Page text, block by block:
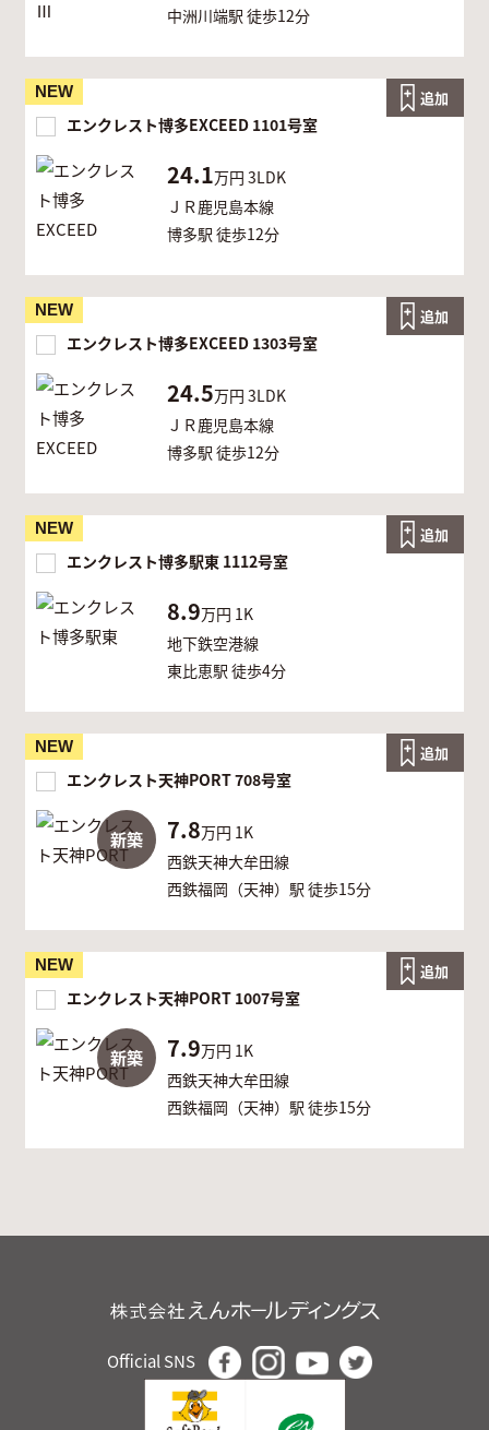
中洲川端駅 徒歩12分
NEW
エンクレスト博多EXCEED 1101号室
24.1万円3LDK
ＪＲ鹿児島本線
博多駅 徒歩12分
追加
NEW
エンクレスト博多EXCEED 1303号室
24.5万円3LDK
ＪＲ鹿児島本線
博多駅 徒歩12分
追加
NEW
エンクレスト博多駅東 1112号室
8.9万円 1K
地下鉄空港線
東比恵駅 徒歩4分
追加
NEW
新築
エンクレスト天神PORT 708号室
7.8万円 1K
西鉄天神大牟田線
西鉄福岡（天神）駅 徒歩15分
追加
NEW
新築
エンクレスト天神PORT 1007号室
7.9万円 1K
西鉄天神大牟田線
西鉄福岡（天神）駅 徒歩15分
追加
Official SNS